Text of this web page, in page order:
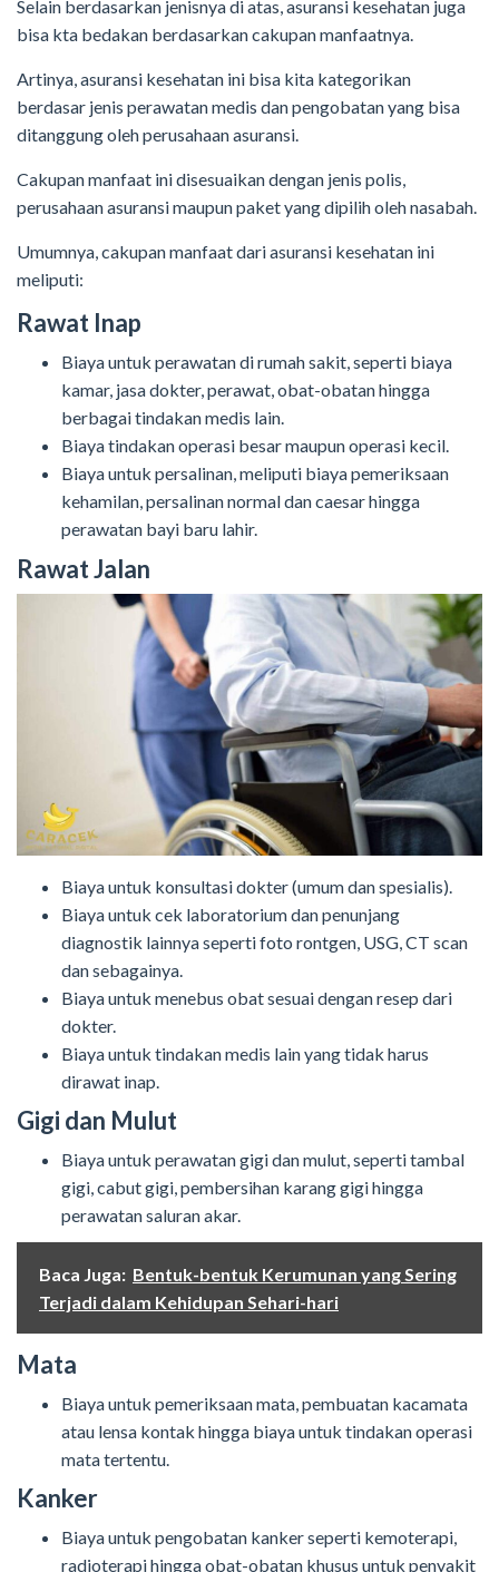
Selain berdasarkan jenisnya di atas, asuransi kesehatan juga
bisa kta bedakan berdasarkan cakupan manfaatnya.
Artinya, asuransi kesehatan ini bisa kita kategorikan
berdasar jenis perawatan medis dan pengobatan yang bisa
ditanggung oleh perusahaan asuransi.
Cakupan manfaat ini disesuaikan dengan jenis polis,
perusahaan asuransi maupun paket yang dipilih oleh nasabah.
Umumnya, cakupan manfaat dari asuransi kesehatan ini
meliputi:
Rawat Inap
Biaya untuk perawatan di rumah sakit, seperti biaya
kamar, jasa dokter, perawat, obat-obatan hingga
berbagai tindakan medis lain.
Biaya tindakan operasi besar maupun operasi kecil.
Biaya untuk persalinan, meliputi biaya pemeriksaan
kehamilan, persalinan normal dan caesar hingga
perawatan bayi baru lahir.
Rawat Jalan
Biaya untuk konsultasi dokter (umum dan spesialis).
Biaya untuk cek laboratorium dan penunjang
diagnostik lainnya seperti foto rontgen, USG, CT scan
dan sebagainya.
Biaya untuk menebus obat sesuai dengan resep dari
dokter.
Biaya untuk tindakan medis lain yang tidak harus
dirawat inap.
Gigi dan Mulut
Biaya untuk perawatan gigi dan mulut, seperti tambal
gigi, cabut gigi, pembersihan karang gigi hingga
perawatan saluran akar.
Baca Juga: Bentuk-bentuk Kerumunan yang Sering
Terjadi dalam Kehidupan Sehari-hari
Mata
Biaya untuk pemeriksaan mata, pembuatan kacamata
atau lensa kontak hingga biaya untuk tindakan operasi
mata tertentu.
Kanker
Biaya untuk pengobatan kanker seperti kemoterapi,
radioterapi hingga obat-obatan khusus untuk penyakit